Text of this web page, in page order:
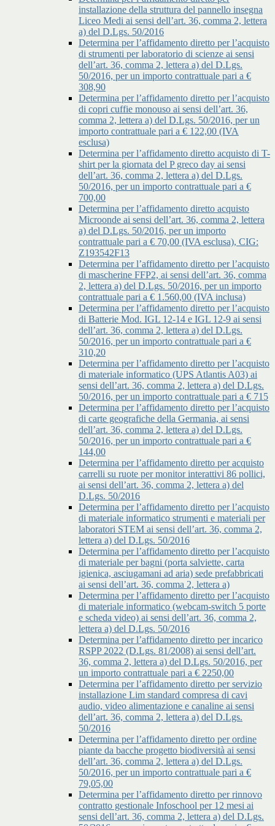
installazione della struttura del pannello insegna
Liceo Medi ai sensi dell’art. 36, comma 2, lettera
a) del D.Lgs. 50/2016
Determina per l’affidamento diretto per l’acquisto
di strumenti per laboratorio di scienze ai sensi
dell’art. 36, comma 2, lettera a) del D.Lgs.
50/2016, per un importo contrattuale pari a €
308,90
Determina per l’affidamento diretto per l’acquisto
di copri cuffie monouso ai sensi dell’art. 36,
comma 2, lettera a) del D.Lgs. 50/2016, per un
importo contrattuale pari a € 122,00 (IVA
esclusa)
Determina per l’affidamento diretto acquisto di T-
shirt per la giornata del P greco day ai sensi
dell’art. 36, comma 2, lettera a) del D.Lgs.
50/2016, per un importo contrattuale pari a €
700,00
Determina per l’affidamento diretto acquisto
Microonde ai sensi dell’art. 36, comma 2, lettera
a) del D.Lgs. 50/2016, per un importo
contrattuale pari a € 70,00 (IVA esclusa), CIG:
Z193542F13
Determina per l’affidamento diretto per l’acquisto
di mascherine FFP2, ai sensi dell’art. 36, comma
2, lettera a) del D.Lgs. 50/2016, per un importo
contrattuale pari a € 1.560,00 (IVA inclusa)
Determina per l’affidamento diretto per l’acquisto
di Batterie Mod. IGL 12-14 e IGL 12-9 ai sensi
dell’art. 36, comma 2, lettera a) del D.Lgs.
50/2016, per un importo contrattuale pari a €
310,20
Determina per l’affidamento diretto per l’acquisto
di materiale informatico (UPS Atlantis A03) ai
sensi dell’art. 36, comma 2, lettera a) del D.Lgs.
50/2016, per un importo contrattuale pari a € 715
Determina per l’affidamento diretto per l’acquisto
di carte geografiche della Germania, ai sensi
dell’art. 36, comma 2, lettera a) del D.Lgs.
50/2016, per un importo contrattuale pari a €
144,00
Determina per l’affidamento diretto per acquisto
carrelli su ruote per monitor interattivi 86 pollici,
ai sensi dell’art. 36, comma 2, lettera a) del
D.Lgs. 50/2016
Determina per l’affidamento diretto per l’acquisto
di materiale informatico strumenti e materiali per
laboratori STEM ai sensi dell’art. 36, comma 2,
lettera a) del D.Lgs. 50/2016
Determina per l’affidamento diretto per l’acquisto
di materiale per bagni (porta salviette, carta
igienica, asciugamani ad aria) sede prefabbricati
ai sensi dell’art. 36, comma 2, lettera a)
Determina per l’affidamento diretto per l’acquisto
di materiale informatico (webcam-switch 5 porte
e scheda video) ai sensi dell’art. 36, comma 2,
lettera a) del D.Lgs. 50/2016
Determina per l’affidamento diretto per incarico
RSPP 2022 (D.Lgs. 81/2008) ai sensi dell’art.
36, comma 2, lettera a) del D.Lgs. 50/2016, per
un importo contrattuale pari a € 2250,00
Determina per l’affidamento diretto per servizio
installazione Lim standard compresa di cavi
audio, video alimentazione e canaline ai sensi
dell’art. 36, comma 2, lettera a) del D.Lgs.
50/2016
Determina per l’affidamento diretto per ordine
piante da bacche progetto biodiversità ai sensi
dell’art. 36, comma 2, lettera a) del D.Lgs.
50/2016, per un importo contrattuale pari a €
79,05,00
Determina per l’affidamento diretto per rinnovo
contratto gestionale Infoschool per 12 mesi ai
sensi dell’art. 36, comma 2, lettera a) del D.Lgs.